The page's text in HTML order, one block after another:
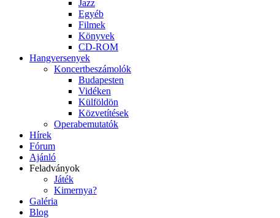
Jazz
Egyéb
Filmek
Könyvek
CD-ROM
Hangversenyek
Koncertbeszámolók
Budapesten
Vidéken
Külföldön
Közvetítések
Operabemutatók
Hírek
Fórum
Ajánló
Feladványok
Játék
Kimernya?
Galéria
Blog